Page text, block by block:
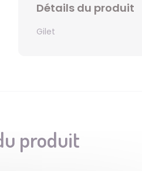
Détails du produit
Gilet
produit